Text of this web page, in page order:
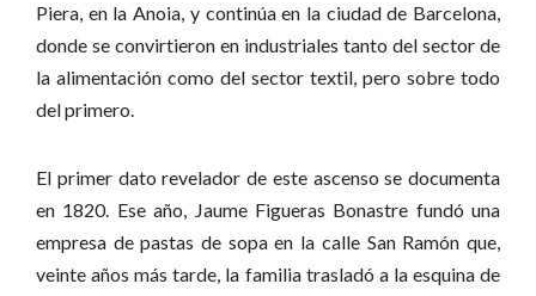
Piera, en la Anoia, y continúa en la ciudad de Barcelona,
donde se convirtieron en industriales tanto del sector de
la alimentación como del sector textil, pero sobre todo
del primero.
El primer dato revelador de este ascenso se documenta
en 1820. Ese año, Jaume Figueras Bonastre fundó una
empresa de pastas de sopa en la calle San Ramón que,
veinte años más tarde, la familia trasladó a la esquina de